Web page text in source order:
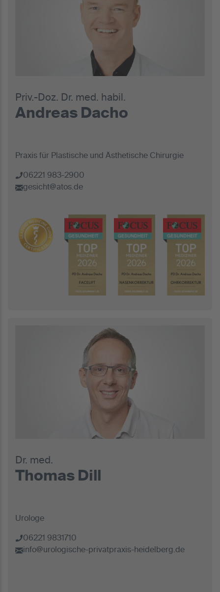
Priv.-Doz. Dr. med. habil.
Andreas Dacho
Praxis für Plastische und Ästhetische Chirurgie
06221 983-2900
gesicht@atos.de
Dr. med.
Thomas Dill
Urologe
06221 9831710
info@urologische-privatpraxis-heidelberg.de